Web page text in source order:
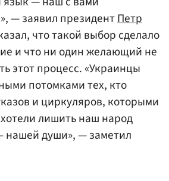
— заявил президентПетр
что такой выбор сделало
и что ни один желающий не
этот процесс. «Украинцы
потомками тех, кто
и циркуляров, которыми
лишить наш народ
нашей души», — заметил